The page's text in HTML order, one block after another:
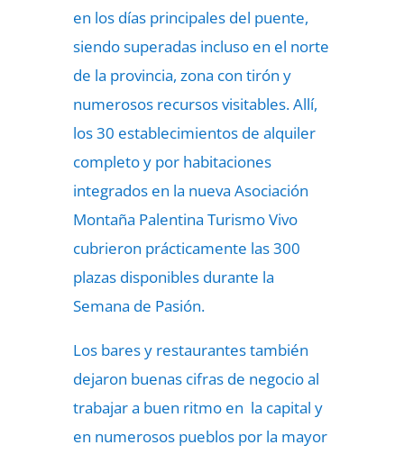
en los días principales del puente,
siendo superadas incluso en el norte
de la provincia, zona con tirón y
numerosos recursos visitables. Allí,
los 30 establecimientos de alquiler
completo y por habitaciones
integrados en la nueva Asociación
Montaña Palentina Turismo Vivo
cubrieron prácticamente las 300
plazas disponibles durante la
Semana de Pasión.
Los bares y restaurantes también
dejaron buenas cifras de negocio al
trabajar a buen ritmo en la capital y
en numerosos pueblos por la mayor